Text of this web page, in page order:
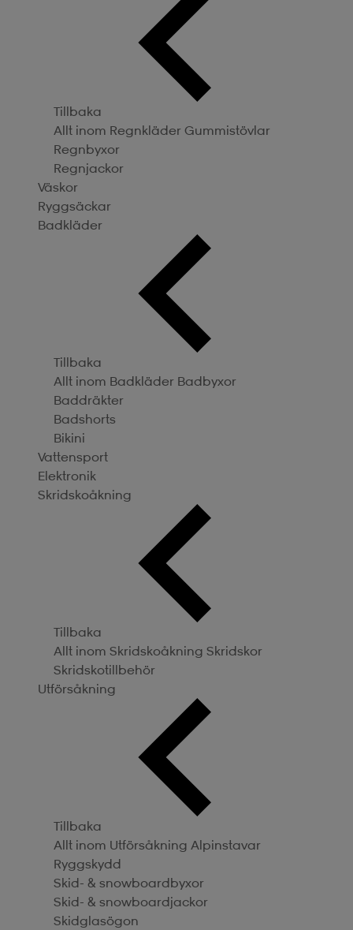
Tillbaka
Allt inom Regnkläder Gummistövlar
Regnbyxor
Regnjackor
Väskor
Ryggsäckar
Badkläder
Tillbaka
Allt inom Badkläder Badbyxor
Baddräkter
Badshorts
Bikini
Vattensport
Elektronik
Skridskoåkning
Tillbaka
Allt inom Skridskoåkning Skridskor
Skridskotillbehör
Utförsåkning
Tillbaka
Allt inom Utförsåkning Alpinstavar
Ryggskydd
Skid- & snowboardbyxor
Skid- & snowboardjackor
Skidglasögon